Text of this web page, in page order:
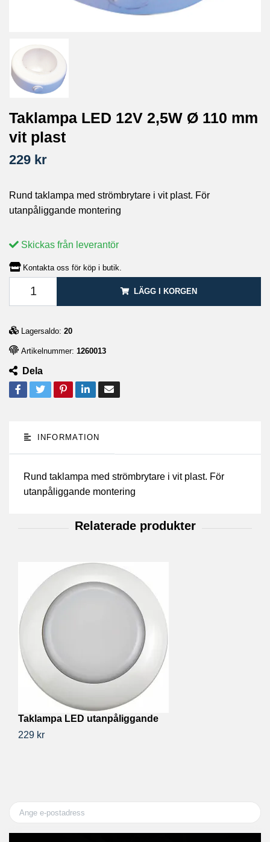
Taklampa LED 12V 2,5W Ø 110 mm
vit plast
229 kr
Rund taklampa med strömbrytare i vit plast. För
utanpåliggande montering
Skickas från leverantör
Kontakta oss för köp i butik.
LÄGG I KORGEN
Lagersaldo: 20
Artikelnummer: 1260013
Dela
INFORMATION
Rund taklampa med strömbrytare i vit plast. För
utanpåliggande montering
Taklampa LED utanpåliggande
229 kr